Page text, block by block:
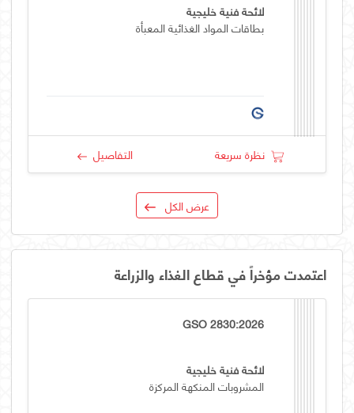
لائحة فنية خليجية
بطاقات المواد الغذائية المعبأة
نظرة سريعة التفاصيل
عرض الكل
اعتمدت مؤخراً في قطاع الغذاء والزراعة
GSO 2830:2026
لائحة فنية خليجية
المشروبات المنكهة المركزة